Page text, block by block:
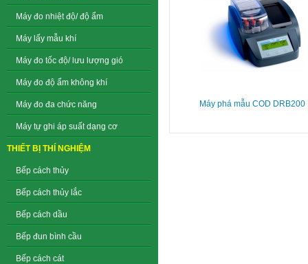
Máy đo nhiệt độ/ độ ẩm
Máy lấy mẫu khí
Máy đo tốc độ/ lưu lượng gió
Máy đo độ ẩm không khí
Máy đo đa chức năng
Máy tự ghi áp suất dạng cơ
THIẾT BỊ THÍ NGHIỆM
Bếp cách thủy
Bếp cách thủy lắc
Bếp cách dầu
Bếp đun bình cầu
Bếp cách cát
Máy phá mẫu COD DRB200